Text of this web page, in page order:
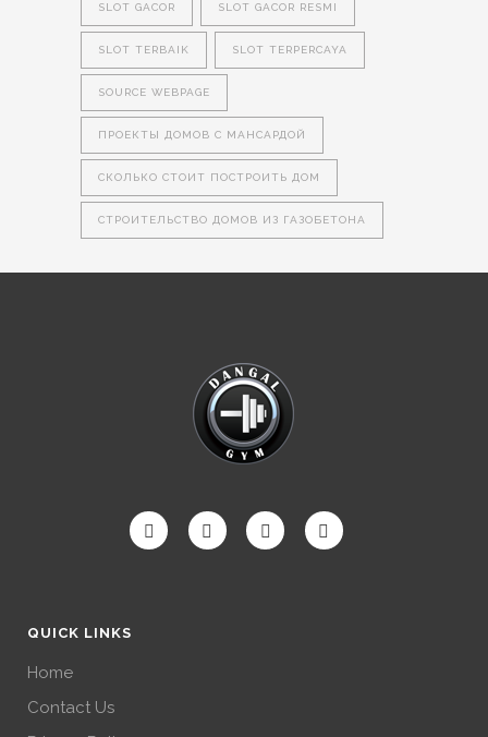
SLOT GACOR SLOT GACOR RESMI
SLOT TERBAIK SLOT TERPERCAYA
SOURCE WEBPAGE
ПРОЕКТЫ ДОМОВ С МАНСАРДОЙ
СКОЛЬКО СТОИТ ПОСТРОИТЬ ДОМ
СТРОИТЕЛЬСТВО ДОМОВ ИЗ ГАЗОБЕТОНА
QUICK LINKS
Home
Contact Us